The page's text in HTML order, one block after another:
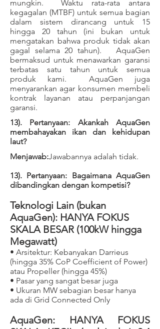
mungkin. Waktu rata-rata antara
kegagalan (MTBF) untuk semua bagian
dalam sistem dirancang untuk 15
hingga 20 tahun (ini bukan untuk
mengatakan bahwa produk tidak akan
gagal selama 20 tahun). AquaGen
bermaksud untuk menawarkan garansi
terbatas satu tahun untuk semua
produk kami. AquaGen juga
menyarankan agar konsumen membeli
kontrak layanan atau perpanjangan
garansi.
​13). Pertanyaan: Akankah AquaGen
membahayakan ikan dan kehidupan
laut?
Menjawab:Jawabannya adalah tidak.
​13). Pertanyaan: Bagaimana AquaGen
dibandingkan dengan kompetisi?
Teknologi Lain (bukan
AquaGen): HANYA FOKUS
SKALA BESAR (100kW hingga
Megawatt)
• Arsitektur: Kebanyakan Darrieus
(hingga 35% CoP Coefficient of Power)
atau Propeller (hingga 45%)
• Pasar yang sangat besar juga
• Ukuran MW sebagian besar hanya
ada di Grid Connected Only
AquaGen: HANYA FOKUS